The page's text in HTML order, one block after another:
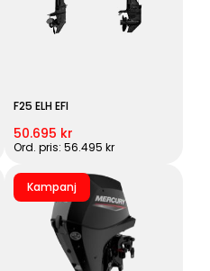
F25 ELH EFI
50.695 kr
Ord. pris: 56.495 kr
Kampanj